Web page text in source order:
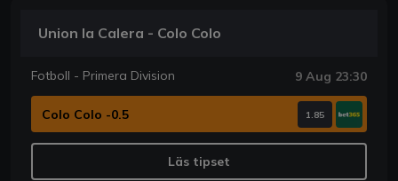
Union la Calera - Colo Colo
Fotboll - Primera Division 9 Aug 23:30
Colo Colo -0.5 1.85
Läs tipset